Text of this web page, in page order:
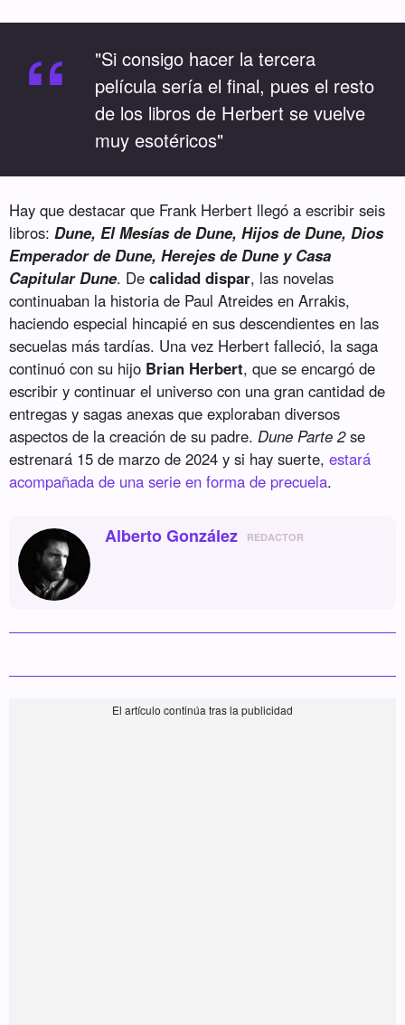
“
"Si consigo hacer la tercera
película sería el final, pues el resto
de los libros de Herbert se vuelve
muy esotéricos"
Hay que destacar que Frank Herbert llegó a escribir seis
libros:Dune, El Mesías de Dune, Hijos de Dune, Dios
Emperador de Dune, Herejes de Dune y Casa
Capitular Dune. Decalidad dispar, las novelas
continuaban la historia de Paul Atreides en Arrakis,
haciendo especial hincapié en sus descendientes en las
secuelas más tardías. Una vez Herbert falleció, la saga
continuó con su hijo Brian Herbert, que se encargó de
escribir y continuar el universo con una gran cantidad de
entregas y sagas anexas que exploraban diversos
aspectos de la creación de su padre.Dune Parte 2se
estrenará 15 de marzo de 2024 y si hay suerte,estará
acompañada de una serie en forma de precuela.
Alberto González REDACTOR